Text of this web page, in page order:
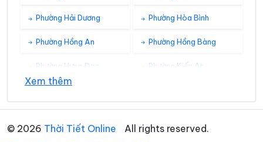
Phường Hải Dương Phường Hòa Bình
Phường Hồng An Phường Hồng Bàng
Phường Hưng Đạo Phường Kiến An
Phường Lưu Kiếm
Xem thêm
© 2026 Thời Tiết Online
All rights reserved.